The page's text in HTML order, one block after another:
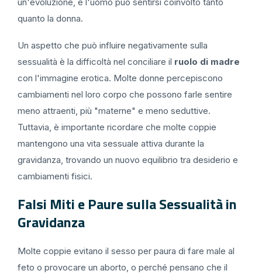
un'evoluzione, e l'uomo può sentirsi coinvolto tanto
quanto la donna.
Un aspetto che può influire negativamente sulla
sessualità è la difficoltà nel conciliare il ruolo di madre
con l'immagine erotica. Molte donne percepiscono
cambiamenti nel loro corpo che possono farle sentire
meno attraenti, più "materne" e meno seduttive.
Tuttavia, è importante ricordare che molte coppie
mantengono una vita sessuale attiva durante la
gravidanza, trovando un nuovo equilibrio tra desiderio e
cambiamenti fisici.
Falsi Miti e Paure sulla Sessualità in
Gravidanza
Molte coppie evitano il sesso per paura di fare male al
feto o provocare un aborto, o perché pensano che il